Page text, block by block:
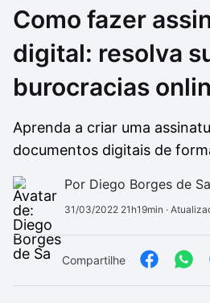
Como fazer
digital: resolva
burocracias
Aprenda a criar uma
documentos digitais de
Por Diego Borges de Sa
31/03/2022 21h19min ·
Compartilhe